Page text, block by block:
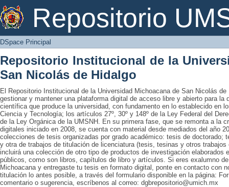
Repositorio
DSpace Principal
DSpace Principal
Repositorio Institucional de la
San Nicolás de Hidalgo
El Repositorio Institucional de la Universidad Michoacana de San Nicolás
gestionar y mantener una plataforma digital de acceso libre y abierto para la
científica que produce la universidad, con fundamento en lo establecido en
Ciencia y Tecnología; los artículos 27º, 30º y 148º de la Ley Federal del
de la Ley Orgánica de la UMSNH. En su primera fase, que se remonta a la
digitales iniciado en 2008, se cuenta con material desde mediados del año
colecciones de tesis organizadas por grado académico: tesis de doctorado;
y otra de trabajos de titulación de licenciatura (tesis, tesinas y otros
incluirá una colección de otro tipo de productos de investigación elaborados
públicos, como son libros, capítulos de libro y artículos. Si eres exalumno
Michoacana y entregaste tu tesis en formato digital, ponte en contacto con
titulación lo antes posible, a través del formulario disponible en la página:
comentario o sugerencia, escríbenos al correo: dgbrepositorio@umich.mx